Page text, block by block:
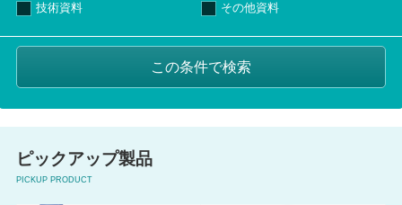
技術資料 その他資料
ピックアップ製品
PICKUP PRODUCT